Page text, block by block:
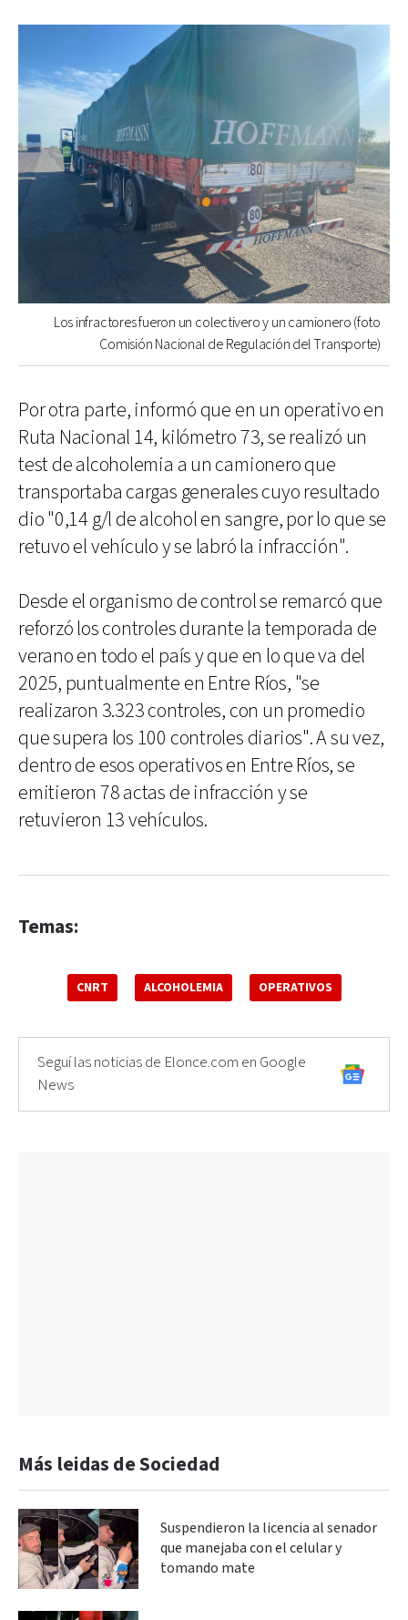
Los infractores fueron un colectivero y un camionero (foto
Comisión Nacional de Regulación del Transporte)
Por otra parte, informó que en un operativo en
Ruta Nacional 14, kilómetro 73, se realizó un
test de alcoholemia a un camionero que
transportaba cargas generales cuyo resultado
dio "0,14 g/l de alcohol en sangre, por lo que se
retuvo el vehículo y se labró la infracción".
Desde el organismo de control se remarcó que
reforzó los controles durante la temporada de
verano en todo el país y que en lo que va del
2025, puntualmente en Entre Ríos, "se
realizaron 3.323 controles, con un promedio
que supera los 100 controles diarios". A su vez,
dentro de esos operativos en Entre Ríos, se
emitieron 78 actas de infracción y se
retuvieron 13 vehículos.
Temas:
CNRT ALCOHOLEMIA OPERATIVOS
Seguí las noticias de Elonce.com en Google
News
Más leidas de Sociedad
Suspendieron la licencia al senador
que manejaba con el celular y
tomando mate